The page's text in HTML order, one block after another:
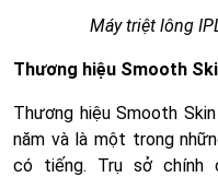
Máy triệt lông
Thương hiệu Smooth
Thương hiệu Smooth
năm và là một trong
có tiếng. Trụ sở chính